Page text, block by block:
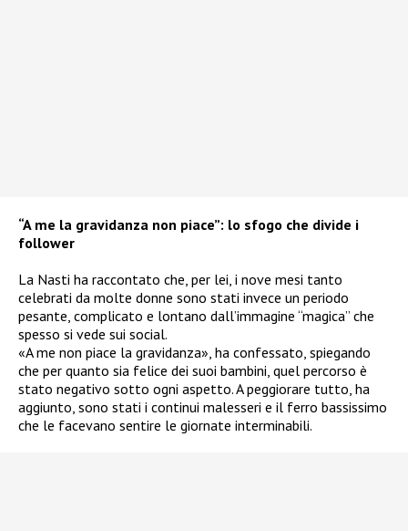
“A me la gravidanza non piace”: lo sfogo che divide i
follower
La Nasti ha raccontato che, per lei, i nove mesi tanto
celebrati da molte donne sono stati invece un periodo
pesante, complicato e lontano dall’immagine “magica” che
spesso si vede sui social.
«A me non piace la gravidanza», ha confessato, spiegando
che per quanto sia felice dei suoi bambini, quel percorso è
stato negativo sotto ogni aspetto. A peggiorare tutto, ha
aggiunto, sono stati i continui malesseri e il ferro bassissimo
che le facevano sentire le giornate interminabili.